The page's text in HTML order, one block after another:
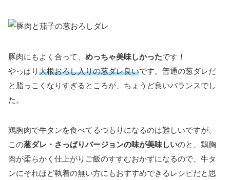
豚肉にもよく合って、 めっちゃ美味しかったです！
やっぱり大根おろし入りの葱ダレ良いです。普通の葱ダレだ
と脂っこくなりすぎるところが、ちょうど良いバランスでし
た。
鶏胸肉で牛タンを食べてるつもりになるのは難しいですが、
この葱ダレ・さっぱりバージョンの味が美味しいのと、鶏胸
肉が柔らかく仕上がりご飯のすすむおかずになるので、牛タ
ンにそれほど執着の無い方にもおすすめできるレシピだと思